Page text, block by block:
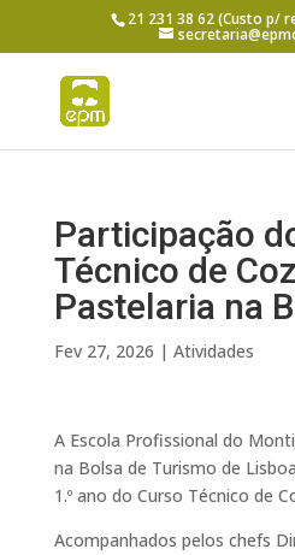
21 231 38 62 (Custo p/
Participação
Técnico de
Pastelaria na
Fev 27, 2026 | Atividades
A Escola Profissional do
na Bolsa de Turismo de
1.º ano do Curso Técnico de
Acompanhados pelos chefs